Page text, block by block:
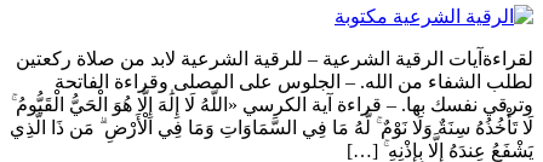
لقراءةآيات الرقية الشرعية – للرقية الشرعية لابد من صلاة ركعتين
لطلب الشفاء من الله. – الجلوس على المصلى وقراءة الفاتحة
وترقي نفسك بها. – قراءة آية الكرسي «اللَّهُ لَا إِلَٰهَ إِلَّا هُوَ الْحَيُّ الْقَيُّومُ ۚ
لَا تَأْخُذُهُ سِنَةٌ وَلَا نَوْمٌ ۚ لَّهُ مَا فِي السَّمَاوَاتِ وَمَا فِي الْأَرْضِ ۗ مَن ذَا الَّذِي
يَشْفَعُ عِندَهُ إِلَّا بِإِذْنِهِ ۚ […]